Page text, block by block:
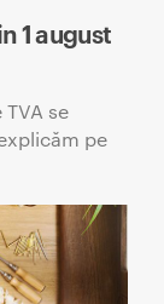
1 august
se
pe